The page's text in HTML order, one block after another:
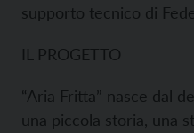
supporto tecnico di
IL PROGETTO
“Aria Fritta” nasce dal
una piccola storia, una